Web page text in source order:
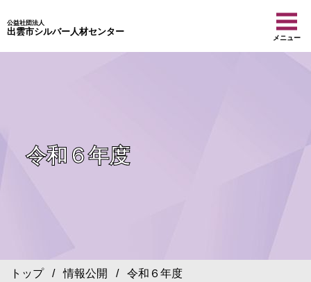
公益社団法人
出雲市シルバー人材センター
メニュー
令和６年度
トップ/情報公開 / 令和６年度